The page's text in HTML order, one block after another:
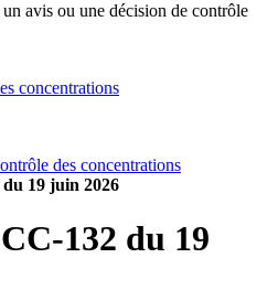
avis ou une décision de contrôle
concentrations
des concentrations
19 juin 2026
132 du 19